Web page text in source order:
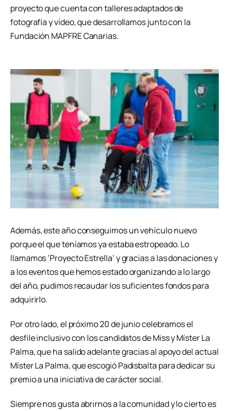
proyecto que cuenta con talleres adaptados de
fotografía y vídeo, que desarrollamos junto con la
Fundación MAPFRE Canarias.
Además, este año conseguimos un vehículo nuevo
porque el que teníamos ya estaba estropeado. Lo
llamamos ‘Proyecto Estrella’ y gracias a las donaciones y
a los eventos que hemos estado organizando a lo largo
del año, pudimos recaudar los suficientes fondos para
adquirirlo.
Por otro lado, el próximo 20 de junio celebramos el
desfile inclusivo con los candidatos de Miss y Míster La
Palma, que ha salido adelante gracias al apoyo del actual
Míster La Palma, que escogió Padisbalta para dedicar su
premio a una iniciativa de carácter social.
Siempre nos gusta abrirnos a la comunidad y lo cierto es